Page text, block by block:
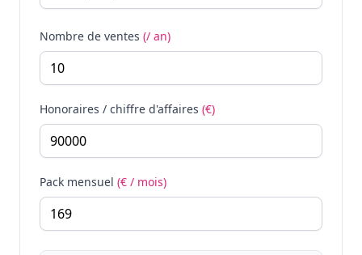
Nombre de ventes (/ an)
Honoraires / chiffre d'affaires (€)
Pack mensuel (€ / mois)